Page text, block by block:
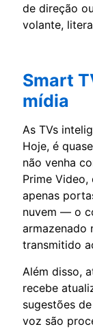
de direção
volante,
Smart
mídia
As TVs
Hoje, é
não venha
Prime Video,
apenas
nuvem — o
armazenado
transmitido
Além disso,
recebe
sugestões
voz são